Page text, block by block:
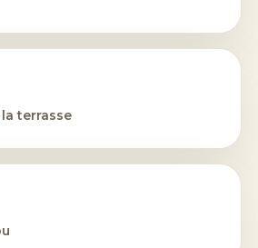
terrasse